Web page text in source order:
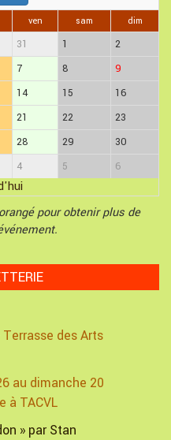
ven sam dim
31 1
2
7 8
9
14 15
16
21 22
23
28 29
30
4 5 6
pour obtenir plus de
des Arts
au dimanche 20
à TACVL
» par Stan